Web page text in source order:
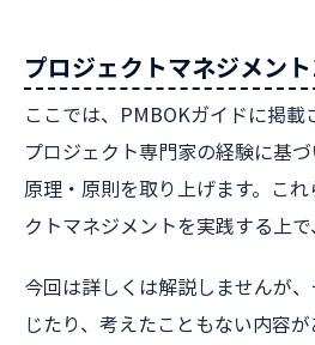
プロジェクトマネジメン
ここでは、PMBOKガイドに掲載
プロジェクト専門家の経験に基
原理・原則を取り上げます。こ
クトマネジメントを実践する上で
今回は詳しくは解説しませんが
じたり、考えたこともない内容が